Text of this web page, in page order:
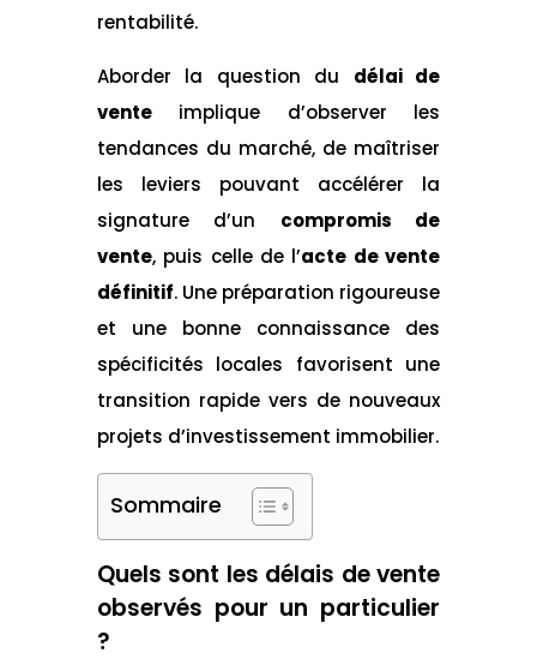
rentabilité.
Aborder la question du
délai de
vente
implique d’observer les
tendances du marché, de maîtriser
les leviers pouvant accélérer la
signature d’un
compromis de
vente, puis celle de l’acte de vente
définitif. Une préparation rigoureuse
et une bonne connaissance des
spécificités locales favorisent une
transition rapide vers de nouveaux
projets d’investissement immobilier.
Sommaire
Quels sont les délais de vente
observés pour un particulier
?